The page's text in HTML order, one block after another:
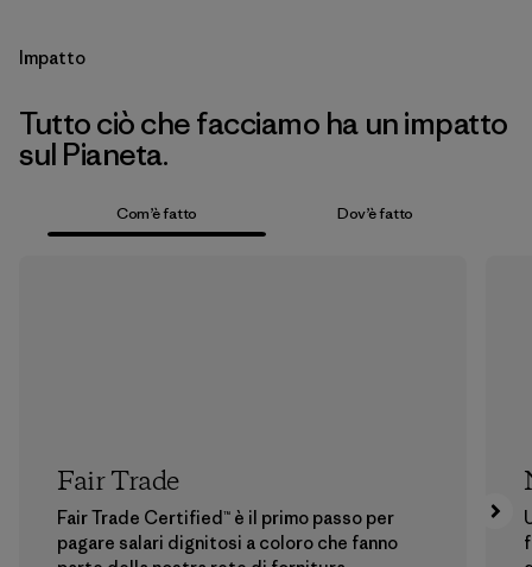
Impatto
Tutto ciò che facciamo ha un impatto
sul Pianeta.
Com’è fatto Dov’è fatto
Fair Trade
Fair Trade Certified™ è il primo passo per
pagare salari dignitosi a coloro che fanno